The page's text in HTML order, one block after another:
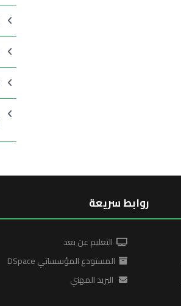
روابط سريعة
التعليم عن بعد
المستودع المؤسساتي DSpace
البريد المهني